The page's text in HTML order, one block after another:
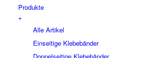
Produkte
+
Alle Artikel
Einseitige Klebebänder